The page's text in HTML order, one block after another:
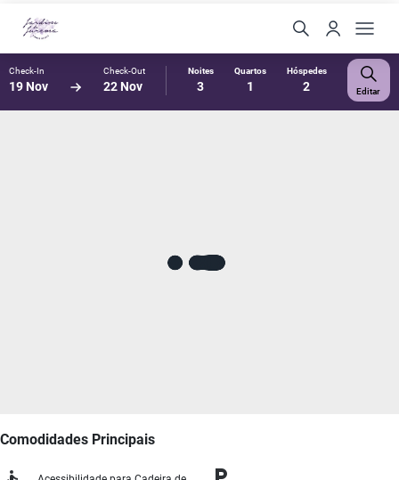
Check-In
19 Nov
Check-Out
22 Nov
Noites
3
Quartos
1
Hóspedes
2 Editar
Comodidades Principais